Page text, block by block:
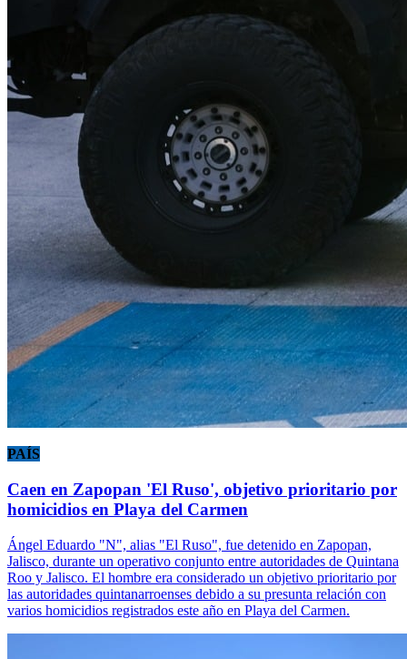
PAÍS
Caen en Zapopan 'El Ruso', objetivo prioritario por
homicidios en Playa del Carmen
Ángel Eduardo "N", alias "El Ruso", fue detenido en Zapopan,
Jalisco, durante un operativo conjunto entre autoridades de Quintana
Roo y Jalisco. El hombre era considerado un objetivo prioritario por
las autoridades quintanarroenses debido a su presunta relación con
varios homicidios registrados este año en Playa del Carmen.